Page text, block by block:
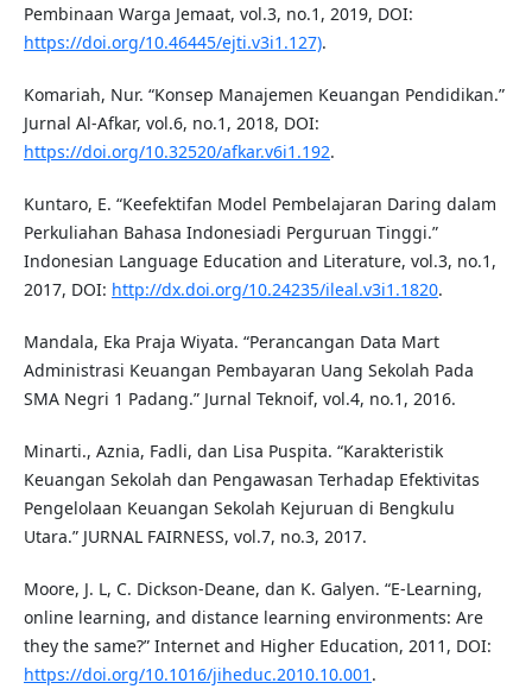
Pembinaan Warga Jemaat, vol.3, no.1, 2019, DOI:
https://doi.org/10.46445/ejti.v3i1.127).
Komariah, Nur. “Konsep Manajemen Keuangan Pendidikan.”
Jurnal Al-Afkar, vol.6, no.1, 2018, DOI:
https://doi.org/10.32520/afkar.v6i1.192.
Kuntaro, E. “Keefektifan Model Pembelajaran Daring dalam
Perkuliahan Bahasa Indonesiadi Perguruan Tinggi.”
Indonesian Language Education and Literature, vol.3, no.1,
2017, DOI: http://dx.doi.org/10.24235/ileal.v3i1.1820.
Mandala, Eka Praja Wiyata. “Perancangan Data Mart
Administrasi Keuangan Pembayaran Uang Sekolah Pada
SMA Negri 1 Padang.” Jurnal Teknoif, vol.4, no.1, 2016.
Minarti., Aznia, Fadli, dan Lisa Puspita. “Karakteristik
Keuangan Sekolah dan Pengawasan Terhadap Efektivitas
Pengelolaan Keuangan Sekolah Kejuruan di Bengkulu
Utara.” JURNAL FAIRNESS, vol.7, no.3, 2017.
Moore, J. L, C. Dickson-Deane, dan K. Galyen. “E-Learning,
online learning, and distance learning environments: Are
they the same?” Internet and Higher Education, 2011, DOI:
https://doi.org/10.1016/jiheduc.2010.10.001 .